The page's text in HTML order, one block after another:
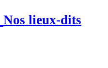
Nos lieux-dits